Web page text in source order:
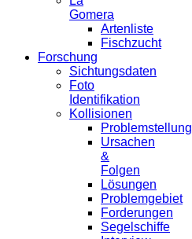
Gomera
Artenliste
Fischzucht
Forschung
Sichtungsdaten
Foto
Identifikation
Kollisionen
Problemstellung
Ursachen
&
Folgen
Lösungen
Problemgebiet
Forderungen
Segelschiffe